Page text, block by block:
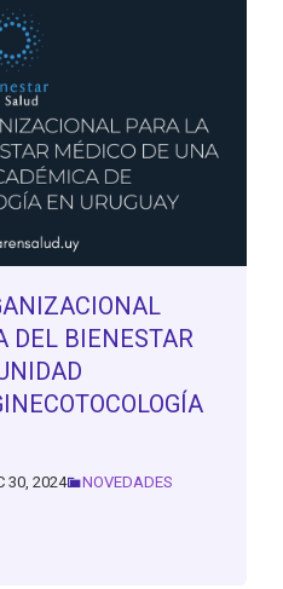
DEL BIENESTAR
30, 2024 NOVEDADES